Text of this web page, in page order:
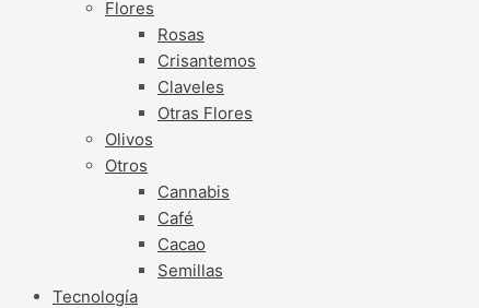
Flores
Rosas
Crisantemos
Claveles
Otras Flores
Olivos
Otros
Cannabis
Café
Cacao
Semillas
Tecnología